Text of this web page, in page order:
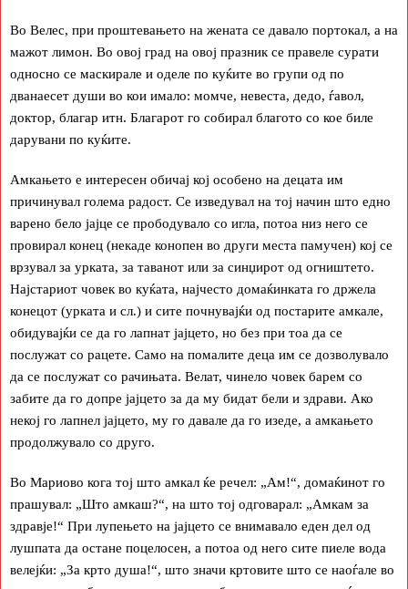
Во Велес, при проштевањето на жената се давало портокал, а на
мажот лимон. Во овој град на овој празник се правеле сурати
односно се маскирале и оделе по куќите во групи од по
дванаесет души во кои имало: момче, невеста, дедо, ѓавол,
доктор, благар итн. Благарот го собирал благото со кое биле
дарувани по куќите.
Амкањето е интересен обичај кој особено на децата им
причинувал голема радост. Се изведувал на тој начин што едно
варено бело јајце се прободувало со игла, потоа низ него се
провирал конец (некаде конопен во други места памучен) кој се
врзувал за урката, за таванот или за синџирот од огништето.
Најстариот човек во куќата, најчесто домаќинката го држела
конецот (урката и сл.) и сите почнувајќи од постарите амкале,
обидувајќи се да го лапнат јајцето, но без при тоа да се
послужат со рацете. Само на помалите деца им се дозволувало
да се послужат со рачињата. Велат, чинело човек барем со
забите да го допре јајцето за да му бидат бели и здрави. Ако
некој го лапнел јајцето, му го давале да го изеде, а амкањето
продолжувало со друго.
Во Мариово кога тој што амкал ќе речел: „Ам!“, домаќинот го
прашувал: „Што амкаш?“, на што тој одговарал: „Амкам за
здравје!“ При лупењето на јајцето се внимавало еден дел од
лушпата да остане поцелосен, а потоа од него сите пиеле вода
велејќи: „За крто душа!“, што значи кртовите што се наоѓале во